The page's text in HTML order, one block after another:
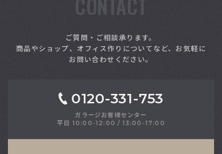
CONTACT
ご質問・ご相談承ります。
商品やショップ、オフィス作りについてなど、お気軽に
お問い合わせください。
0120-331-753
ガラージお客様センター
平日 10:00-12:00 / 13:00-17:00